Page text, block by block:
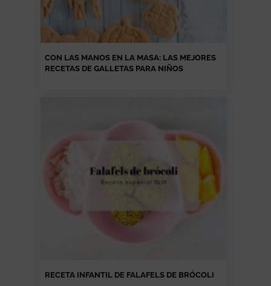
CON LAS MANOS EN LA MASA: LAS MEJORES
RECETAS DE GALLETAS PARA NIÑOS
RECETA INFANTIL DE FALAFELS DE BRÓCOLI